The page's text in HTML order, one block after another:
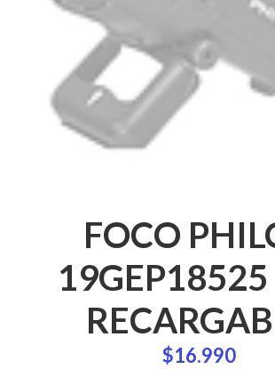
FOCO
19GEP18525
$16.990